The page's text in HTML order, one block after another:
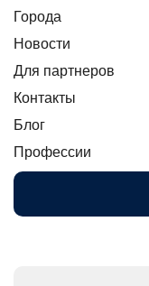
Города
Новости
Для партнеров
Контакты
Блог
Профессии